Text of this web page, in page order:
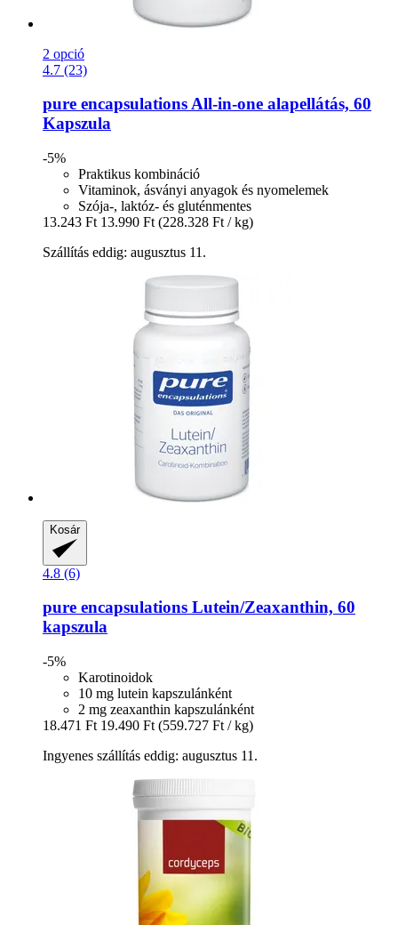
2 opció
4.7 (23)
pure encapsulationsAll-​in-​one alapellátás, 60
Kapszula
-5%
Praktikus kombináció
Vitaminok, ásványi anyagok és nyomelemek
Szója-, laktóz- és gluténmentes
13.243 Ft 13.990 Ft (228.328 Ft / kg)
Szállítás eddig: augusztus 11.
Kosár
4.8 (6)
pure encapsulations Lutein/Zeaxanthin, 60
kapszula
-5%
Karotinoidok
10 mg lutein kapszulánként
2 mg zeaxanthin kapszulánként
18.471 Ft 19.490 Ft (559.727 Ft / kg)
Ingyenes szállítás eddig: augusztus 11.